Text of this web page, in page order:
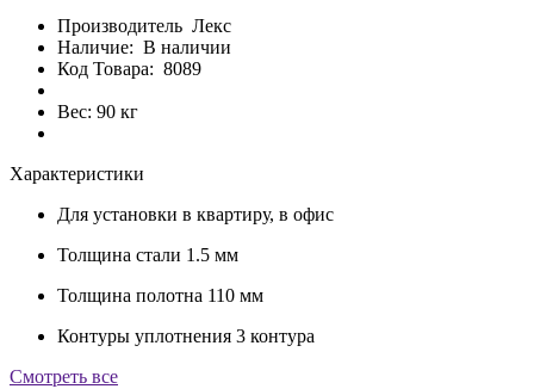
Производитель Лекс
Наличие: В наличии
Код Товара: 8089
Вес: 90 кг
Характеристики
Для установки в квартиру, в офис
Толщина стали 1.5 мм
Толщина полотна 110 мм
Контуры уплотнения 3 контура
Cмотреть все